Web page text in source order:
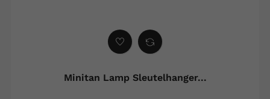
Minitan Lamp Sleutelhanger...